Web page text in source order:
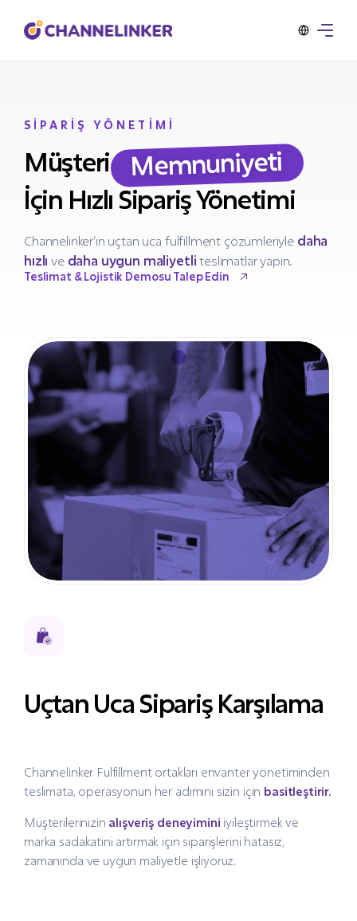
SİPARİŞ YÖNETİMİ
Müşteri Memnuniyeti
İçin Hızlı Sipariş Yönetimi
Channelinker’ın uçtan uca fulfillment çözümleriyle daha
hızlı ve daha uygun maliyetliteslimatlar yapın.
Teslimat & Lojistik Demosu Talep Edin
Uçtan Uca Sipariş Karşılama
Channelinker Fulfillment ortakları envanter yönetiminden
teslimata, operasyonun her adımını sizin için basitleştirir.
Müşterilerinizin alışveriş deneyimini iyileştirmek ve
marka sadakatini artırmak için siparişlerini hatasız,
zamanında ve uygun maliyetle işliyoruz.